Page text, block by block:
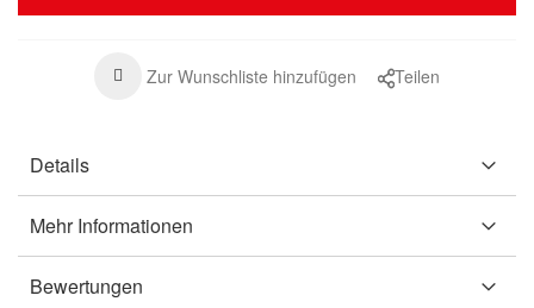
Zur Wunschliste hinzufügen Teilen
Details
Mehr Informationen
Bewertungen